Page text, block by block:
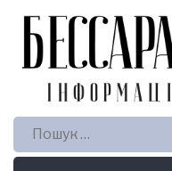
Пошук: